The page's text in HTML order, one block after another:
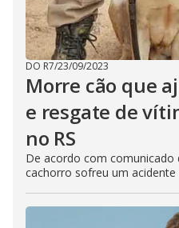
DO R7/23/09/2023
Morre cão que
e resgate de
no RS
De acordo com
cachorro sofreu um